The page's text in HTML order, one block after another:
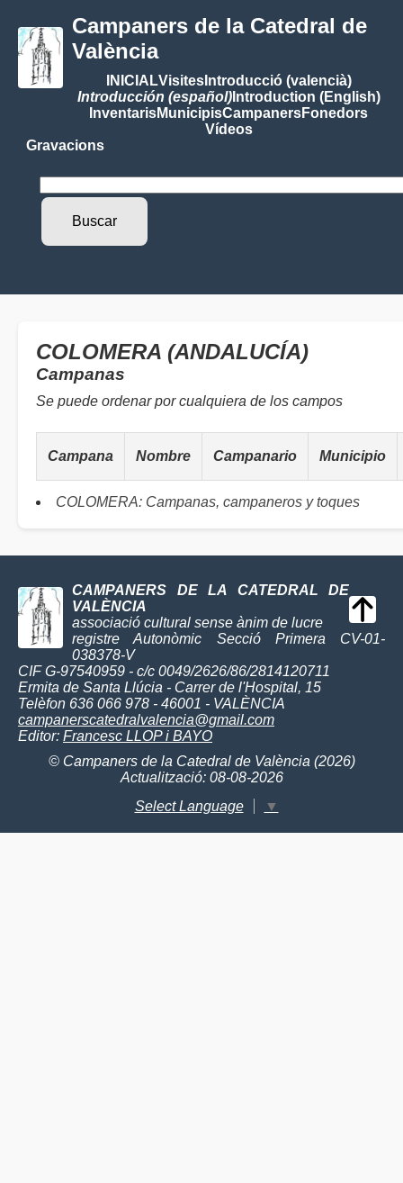
Campaners de la Catedral de
València
INICIALVisitesIntroducció (valencià)
Introducción (español)Introduction (English)
InventarisMunicipisCampanersFonedors
Vídeos
Gravacions
COLOMERA (ANDALUCÍA)
Campanas
Se puede ordenar por cualquiera de los campos
Campana Nombre Campanario Municipio
COLOMERA: Campanas, campaneros y toques
CAMPANERS DE LA CATEDRAL DE
VALÈNCIA
associació cultural sense ànim de lucre
registre Autonòmic Secció Primera CV-01-
038378-V
CIF G-97540959 - c/c 0049/2626/86/2814120711
Ermita de Santa Llúcia - Carrer de l'Hospital, 15
Telèfon 636 066 978 - 46001 - VALÈNCIA
campanerscatedralvalencia@gmail.com
Editor: Francesc LLOP i BAYO
© Campaners de la Catedral de València (2026)
Actualització: 08-08-2026
Select Language
▼